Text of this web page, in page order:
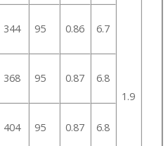
1.9
344 95 0.86 6.7
368 95 0.87 6.8
404 95 0.87 6.8